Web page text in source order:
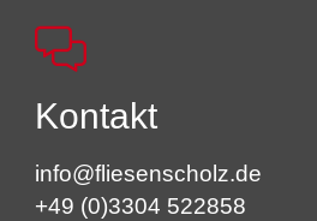
Kontakt
info@fliesenscholz.de
+49 (0)3304 522858